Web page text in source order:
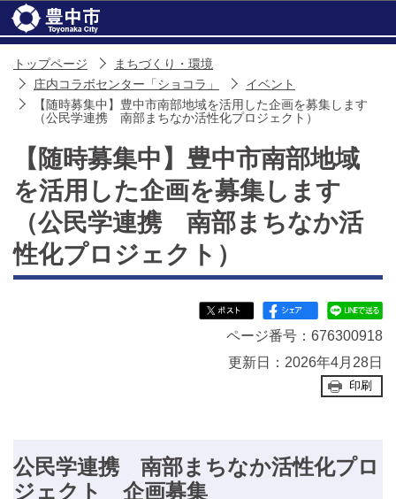
トップページ
まちづくり・環境
庄内コラボセンター「ショコラ」
イベント
【随時募集中】豊中市南部地域を活用した企画を募集します
（公民学連携 南部まちなか活性化プロジェクト）
【随時募集中】豊中市南部地域
を活用した企画を募集します
（公民学連携 南部まちなか活
性化プロジェクト）
ページ番号：676300918
更新日：2026年4月28日
印刷
公民学連携 南部まちなか活性化プロ
ジェクト 企画募集